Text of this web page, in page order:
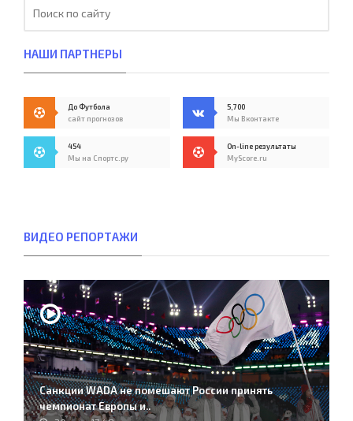
НАШИ ПАРТНЕРЫ
До Футбола
сайт прогнозов
5,700
Мы Вконтакте
454
Мы на Спортс.ру
On-line результаты
MyScore.ru
ВИДЕО РЕПОРТАЖИ
Санкции WADA не помешают России принять
чемпионат Европы и..